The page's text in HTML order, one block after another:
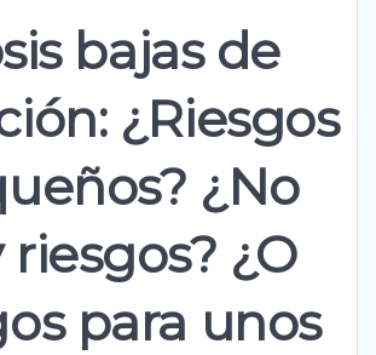
bajas de
¿Riesgos
¿No
riesgos? ¿O
para unos